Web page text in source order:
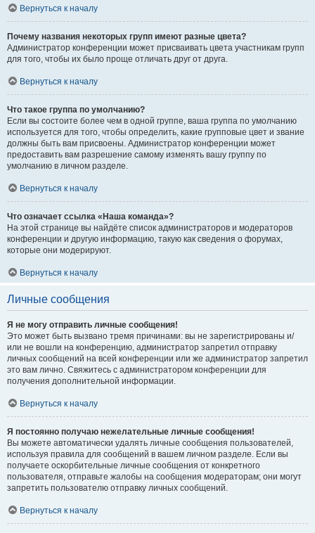
Вернуться к началу
Почему названия некоторых групп имеют разные цвета?
Администратор конференции может присваивать цвета участникам групп
для того, чтобы их было проще отличать друг от друга.
Вернуться к началу
Что такое группа по умолчанию?
Если вы состоите более чем в одной группе, ваша группа по умолчанию
используется для того, чтобы определить, какие групповые цвет и звание
должны быть вам присвоены. Администратор конференции может
предоставить вам разрешение самому изменять вашу группу по
умолчанию в личном разделе.
Вернуться к началу
Что означает ссылка «Наша команда»?
На этой странице вы найдёте список администраторов и модераторов
конференции и другую информацию, такую как сведения о форумах,
которые они модерируют.
Вернуться к началу
Личные сообщения
Я не могу отправить личные сообщения!
Это может быть вызвано тремя причинами: вы не зарегистрированы и/
или не вошли на конференцию, администратор запретил отправку
личных сообщений на всей конференции или же администратор запретил
это вам лично. Свяжитесь с администратором конференции для
получения дополнительной информации.
Вернуться к началу
Я постоянно получаю нежелательные личные сообщения!
Вы можете автоматически удалять личные сообщения пользователей,
используя правила для сообщений в вашем личном разделе. Если вы
получаете оскорбительные личные сообщения от конкретного
пользователя, отправьте жалобы на сообщения модераторам; они могут
запретить пользователю отправку личных сообщений.
Вернуться к началу